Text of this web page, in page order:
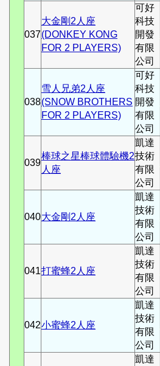
037
大金剛2人座
(DONKEY KONG
FOR 2 PLAYERS)
可好
科技
開發
有限
公司
038
雪人兄弟2人座
(SNOW BROTHERS
FOR 2 PLAYERS)
可好
科技
開發
有限
公司
039
棒球之星棒球體驗機2
人座
凱達
技術
有限
公司
040大金剛2人座
凱達
技術
有限
公司
041打蜜蜂2人座
凱達
技術
有限
公司
042小蜜蜂2人座
凱達
技術
有限
公司
凱達